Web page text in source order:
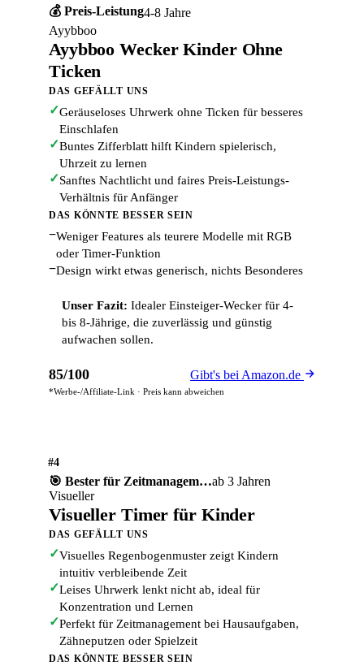
💰 Preis-Leistung4-8 Jahre
Ayybboo
Ayybboo Wecker Kinder Ohne
Ticken
DAS GEFÄLLT UNS
✓Geräuseloses Uhrwerk ohne Ticken für besseres
Einschlafen
✓Buntes Zifferblatt hilft Kindern spielerisch,
Uhrzeit zu lernen
✓Sanftes Nachtlicht und faires Preis-Leistungs-
Verhältnis für Anfänger
DAS KÖNNTE BESSER SEIN
−Weniger Features als teurere Modelle mit RGB
oder Timer-Funktion
−Design wirkt etwas generisch, nichts Besonderes
Unser Fazit: Idealer Einsteiger-Wecker für 4-
bis 8-Jährige, die zuverlässig und günstig
aufwachen sollen.
85/100 Gibt's bei Amazon.de
*Werbe-/Affiliate-Link · Preis kann abweichen
#4
🎯 Bester für Zeitmanagem…ab 3 Jahren
Visueller
Visueller Timer für Kinder
DAS GEFÄLLT UNS
✓Visuelles Regenbogenmuster zeigt Kindern
intuitiv verbleibende Zeit
✓Leises Uhrwerk lenkt nicht ab, ideal für
Konzentration und Lernen
✓Perfekt für Zeitmanagement bei Hausaufgaben,
Zähneputzen oder Spielzeit
DAS KÖNNTE BESSER SEIN